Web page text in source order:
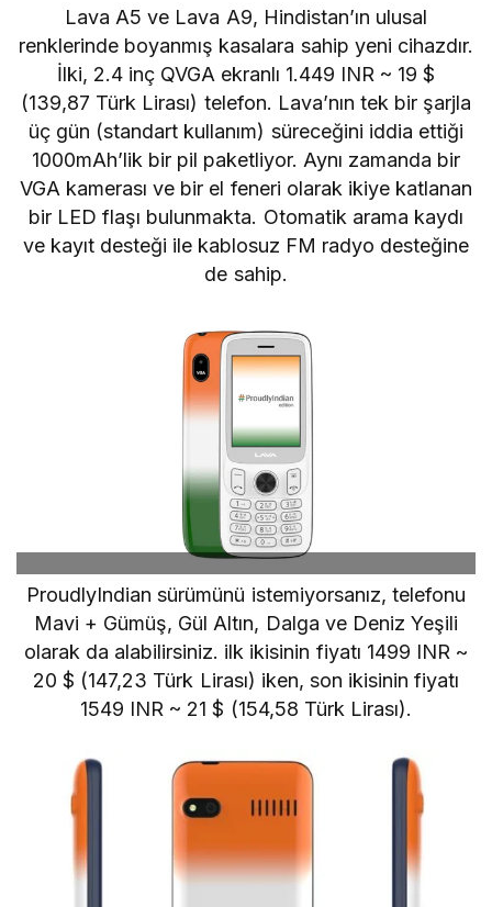
Lava A5 ve Lava A9, Hindistan’ın ulusal
renklerinde boyanmış kasalara sahip yeni cihazdır.
İlki, 2.4 inç QVGA ekranlı 1.449 INR ~ 19 $
(139,87 Türk Lirası) telefon. Lava’nın tek bir şarjla
üç gün (standart kullanım) süreceğini iddia ettiği
1000mAh’lik bir pil paketliyor. Aynı zamanda bir
VGA kamerası ve bir el feneri olarak ikiye katlanan
bir LED flaşı bulunmakta. Otomatik arama kaydı
ve kayıt desteği ile kablosuz FM radyo desteğine
de sahip.
ProudlyIndian sürümünü istemiyorsanız, telefonu
Mavi + Gümüş, Gül Altın, Dalga ve Deniz Yeşili
olarak da alabilirsiniz. ilk ikisinin fiyatı 1499 INR ~
20 $ (147,23 Türk Lirası) iken, son ikisinin fiyatı
1549 INR ~ 21 $ (154,58 Türk Lirası).